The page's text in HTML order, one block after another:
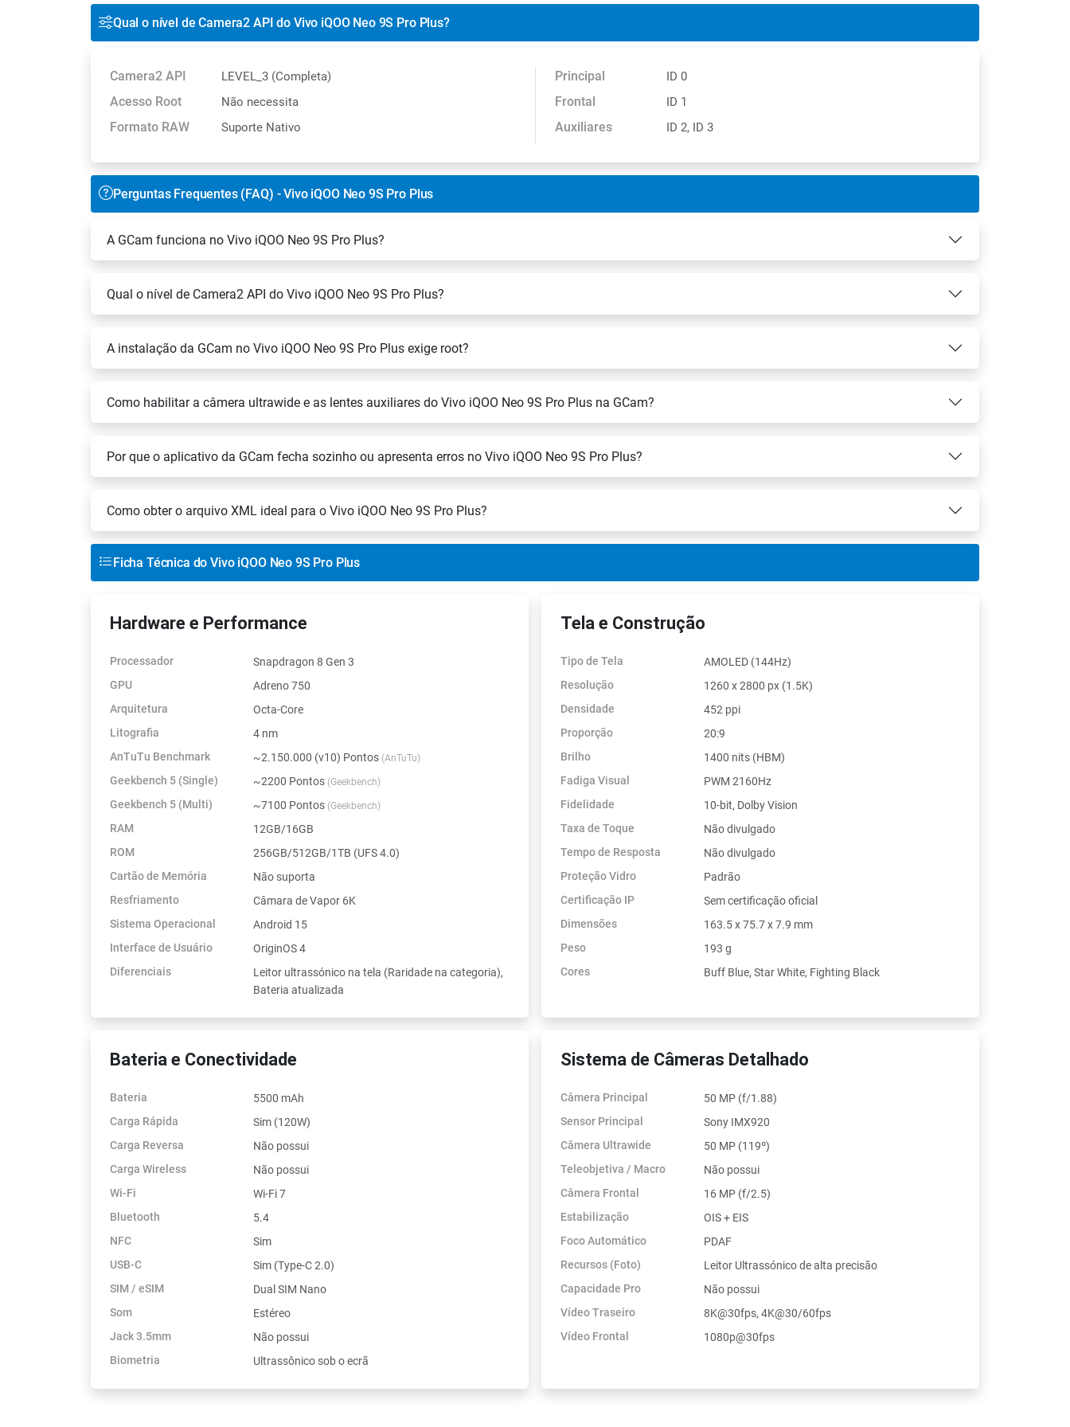
Qual o nível de Camera2 API do Vivo iQOO Neo 9S Pro Plus?
Camera2 API LEVEL_3 (Completa)
Acesso Root Não necessita
Formato RAW Suporte Nativo
Principal ID 0
Frontal ID 1
Auxiliares ID 2, ID 3
Perguntas Frequentes (FAQ) - Vivo iQOO Neo 9S Pro Plus
A GCam funciona no Vivo iQOO Neo 9S Pro Plus?
Qual o nível de Camera2 API do Vivo iQOO Neo 9S Pro Plus?
A instalação da GCam no Vivo iQOO Neo 9S Pro Plus exige root?
Como habilitar a câmera ultrawide e as lentes auxiliares do Vivo iQOO Neo 9S Pro Plus na GCam?
Por que o aplicativo da GCam fecha sozinho ou apresenta erros no Vivo iQOO Neo 9S Pro Plus?
Como obter o arquivo XML ideal para o Vivo iQOO Neo 9S Pro Plus?
Ficha Técnica do Vivo iQOO Neo 9S Pro Plus
Hardware e Performance
Processador
Snapdragon 8 Gen 3
GPU
Adreno 750
Arquitetura
Octa-Core
Litografia
4 nm
AnTuTu Benchmark
~2.150.000 (v10) Pontos (AnTuTu)
Geekbench 5 (Single) ~2200 Pontos (Geekbench)
Geekbench 5 (Multi) ~7100 Pontos (Geekbench)
RAM
12GB/16GB
ROM
256GB/512GB/1TB (UFS 4.0)
Cartão de Memória
Não suporta
Resfriamento
Câmara de Vapor 6K
Sistema Operacional
Android 15
Interface de Usuário
OriginOS 4
Diferenciais
Leitor ultrassónico na tela (Raridade na categoria),
Bateria atualizada
Tela e Construção
Tipo de Tela
AMOLED (144Hz)
Resolução
1260 x 2800 px (1.5K)
Densidade
452 ppi
Proporção
20:9
Brilho
1400 nits (HBM)
Fadiga Visual
PWM 2160Hz
Fidelidade
10-bit, Dolby Vision
Taxa de Toque
Não divulgado
Tempo de Resposta
Não divulgado
Proteção Vidro
Padrão
Certificação IP
Sem certificação oficial
Dimensões
163.5 x 75.7 x 7.9 mm
Peso
193 g
Cores
Buff Blue, Star White, Fighting Black
Bateria e Conectividade
Bateria
5500 mAh
Carga Rápida
Sim (120W)
Carga Reversa
Não possui
Carga Wireless
Não possui
Wi-Fi
Wi-Fi 7
Bluetooth
5.4
NFC
Sim
USB-C
Sim (Type-C 2.0)
SIM / eSIM
Dual SIM Nano
Som
Estéreo
Jack 3.5mm
Não possui
Biometria
Ultrassônico sob o ecrã
Sistema de Câmeras Detalhado
Câmera Principal
50 MP (f/1.88)
Sensor Principal
Sony IMX920
Câmera Ultrawide
50 MP (119º)
Teleobjetiva / Macro
Não possui
Câmera Frontal
16 MP (f/2.5)
Estabilização
OIS + EIS
Foco Automático
PDAF
Recursos (Foto)
Leitor Ultrassónico de alta precisão
Capacidade Pro
Não possui
Vídeo Traseiro
8K@30fps, 4K@30/60fps
Vídeo Frontal
1080p@30fps